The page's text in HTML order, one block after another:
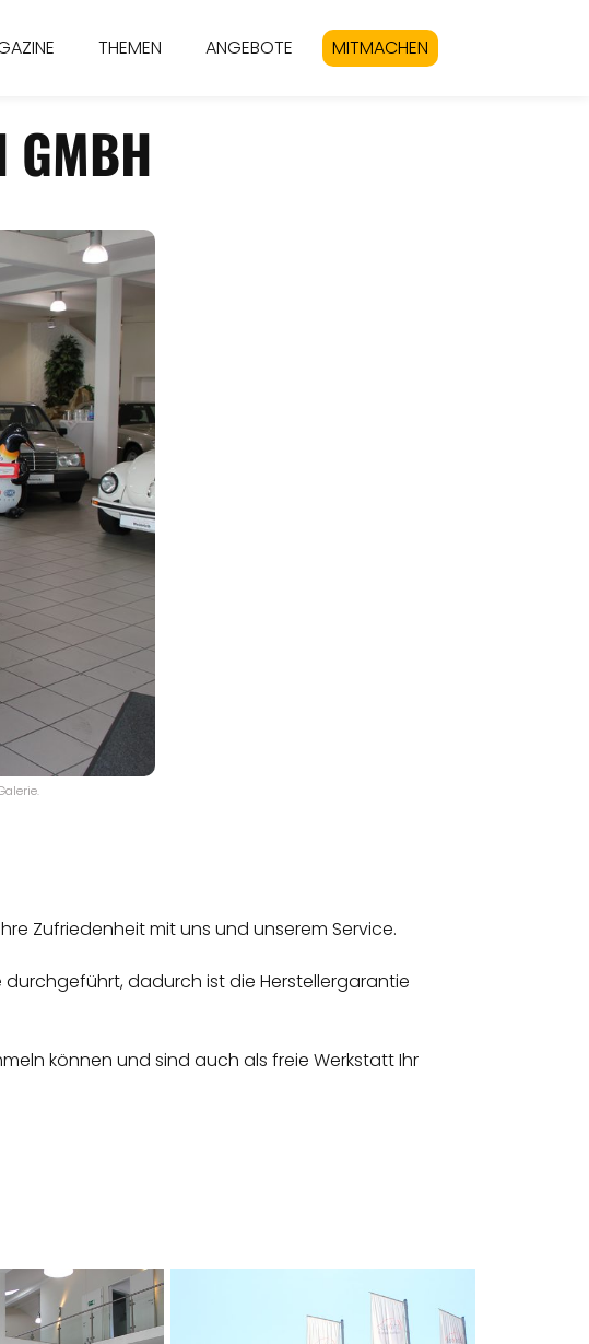
THEMEN ANGEBOTE MITMACHEN
GMBH
Zufriedenheit mit uns und unserem Service.
durchgeführt, dadurch ist die Herstellergarantie
können und sind auch als freie Werkstatt Ihr